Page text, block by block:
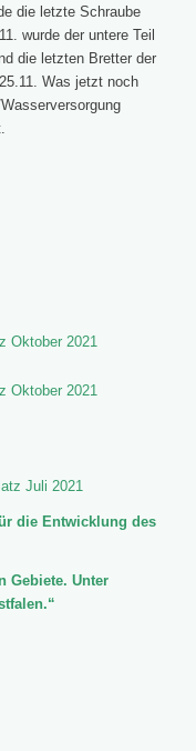
die letzte Schraube
wurde der untere Teil
die letzten Bretter der
Was jetzt noch
die Entwicklung des
Gebiete. Unter